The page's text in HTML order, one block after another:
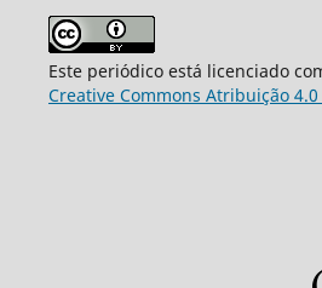
Este periódico está licenciado
Creative Commons Atribuição